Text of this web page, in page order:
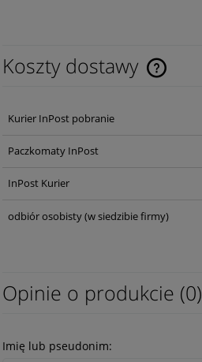
Koszty dostawy
Kurier InPost pobranie
Paczkomaty InPost
InPost Kurier
odbiór osobisty(w siedzibie firmy)
Opinie o produkcie (0)
Imię lub pseudonim: